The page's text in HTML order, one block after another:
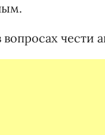
чести